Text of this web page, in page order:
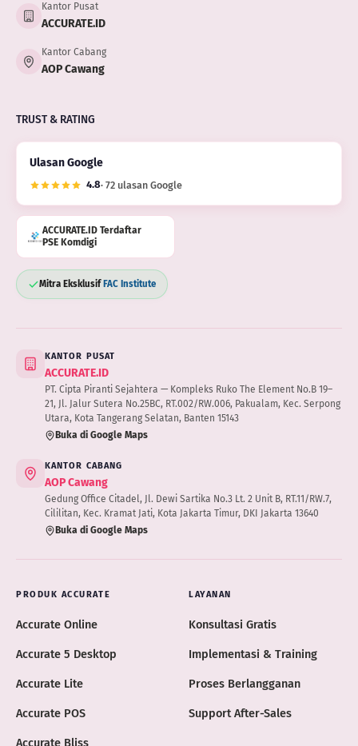
Kantor Pusat
ACCURATE.ID
Kantor Cabang
AOP Cawang
TRUST & RATING
Ulasan Google
4.8· 72 ulasan Google
ACCURATE.ID Terdaftar
PSE Komdigi
Mitra Eksklusif FAC Institute
KANTOR PUSAT
ACCURATE.ID
PT. Cipta Piranti Sejahtera — Kompleks Ruko The Element No.B 19–
21, Jl. Jalur Sutera No.25BC, RT.002/RW.006, Pakualam, Kec. Serpong
Utara, Kota Tangerang Selatan, Banten 15143
Buka di Google Maps
KANTOR CABANG
AOP Cawang
Gedung Office Citadel, Jl. Dewi Sartika No.3 Lt. 2 Unit B, RT.11/RW.7,
Cililitan, Kec. Kramat Jati, Kota Jakarta Timur, DKI Jakarta 13640
Buka di Google Maps
PRODUK ACCURATE
Accurate Online
Accurate 5 Desktop
Accurate Lite
Accurate POS
Accurate Bliss
LAYANAN
Konsultasi Gratis
Implementasi & Training
Proses Berlangganan
Support After-Sales